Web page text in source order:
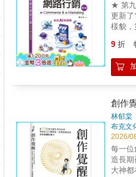
★ 第九
更新
樣貌，
與社群
的邏輯
步分
9 折
創作
林郁棠
布克文
2026/
每一位
造長
大神